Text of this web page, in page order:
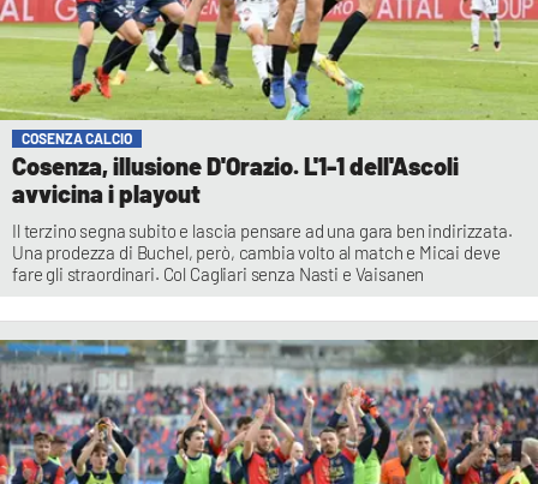
COSENZA CALCIO
Cosenza, illusione D'Orazio. L'1-1 dell'Ascoli
avvicina i playout
Il terzino segna subito e lascia pensare ad una gara ben indirizzata.
Una prodezza di Buchel, però, cambia volto al match e Micai deve
fare gli straordinari. Col Cagliari senza Nasti e Vaisanen